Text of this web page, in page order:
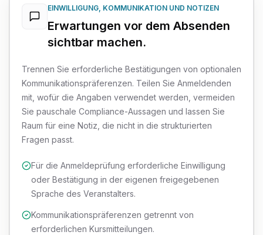
EINWILLIGUNG, KOMMUNIKATION UND NOTIZEN
Erwartungen vor dem Absenden
sichtbar machen.
Trennen Sie erforderliche Bestätigungen von optionalen
Kommunikationspräferenzen. Teilen Sie Anmeldenden
mit, wofür die Angaben verwendet werden, vermeiden
Sie pauschale Compliance-Aussagen und lassen Sie
Raum für eine Notiz, die nicht in die strukturierten
Fragen passt.
Für die Anmeldeprüfung erforderliche Einwilligung
oder Bestätigung in der eigenen freigegebenen
Sprache des Veranstalters.
Kommunikationspräferenzen getrennt von
erforderlichen Kursmitteilungen.